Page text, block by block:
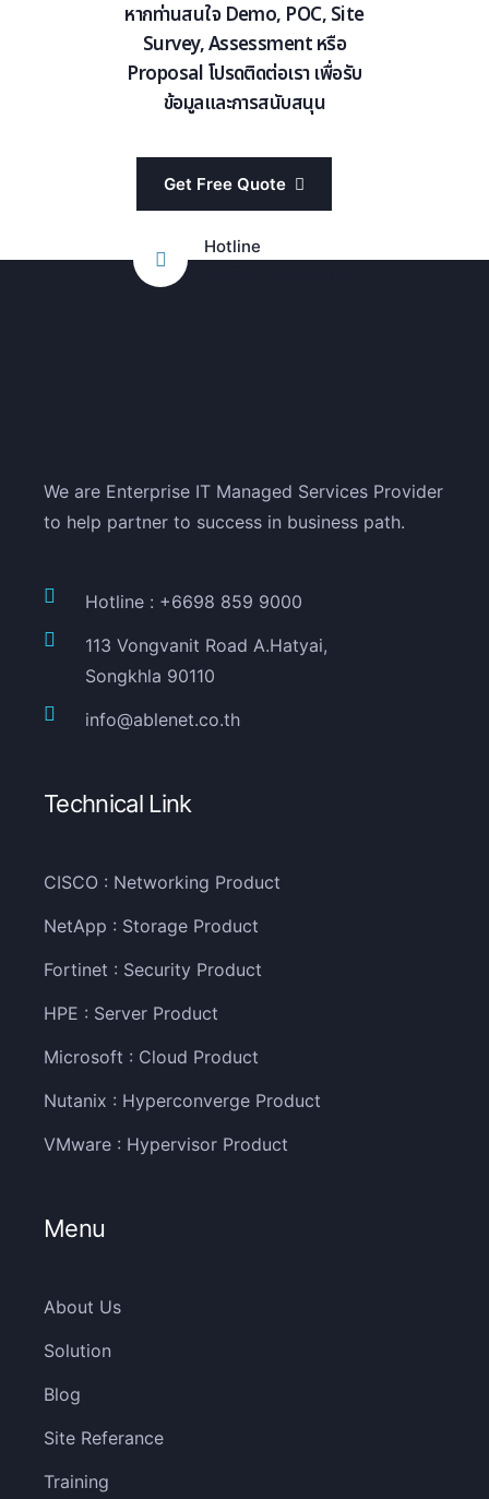
หากท่านสนใจ Demo, POC, Site
Survey, Assessment หรือ
Proposal โปรดติดต่อเรา เพื่อรับ
ข้อมูลและการสนับสนุน
Get Free Quote
Hotline
We are Enterprise IT Managed Services Provider
to help partner to success in business path.
Hotline : +6698 859 9000
113 Vongvanit Road A.Hatyai,
Songkhla 90110
info@ablenet.co.th
Technical Link
CISCO : Networking Product
NetApp : Storage Product
Fortinet : Security Product
HPE : Server Product
Microsoft : Cloud Product
Nutanix : Hyperconverge Product
VMware : Hypervisor Product
Menu
About Us
Solution
Blog
Site Referance
Training